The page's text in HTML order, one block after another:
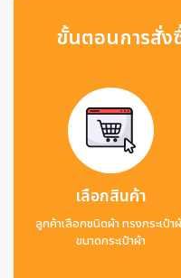
ขั้นตอนการสั่ง
เลือกสินค้า
ลูกค้าเลือกชนิดผ้า ทรงกระเป๋า
ขนาดกระเป๋าผ้า